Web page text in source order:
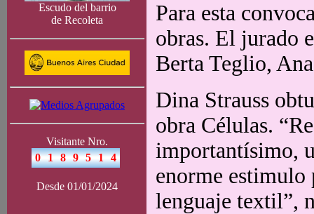
Escudo del barrio
de Recoleta
Visitante Nro.
Desde 01/01/2024
Para esta
obras. El jurado
Berta Teglio,
Dina Strauss
obra Células.
importantísimo,
enorme estimulo
lenguaje textil”,